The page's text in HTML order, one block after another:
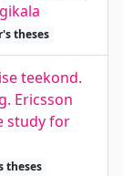
theses
teekond.
Ericsson
study for
theses